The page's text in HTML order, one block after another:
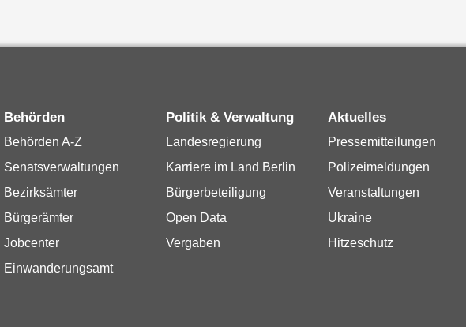
Behörden
Behörden A-Z
Senatsverwaltungen
Bezirksämter
Bürgerämter
Jobcenter
Einwanderungsamt
Politik & Verwaltung
Landesregierung
Karriere im Land Berlin
Bürgerbeteiligung
Open Data
Vergaben
Aktuelles
Pressemitteilungen
Polizeimeldungen
Veranstaltungen
Ukraine
Hitzeschutz